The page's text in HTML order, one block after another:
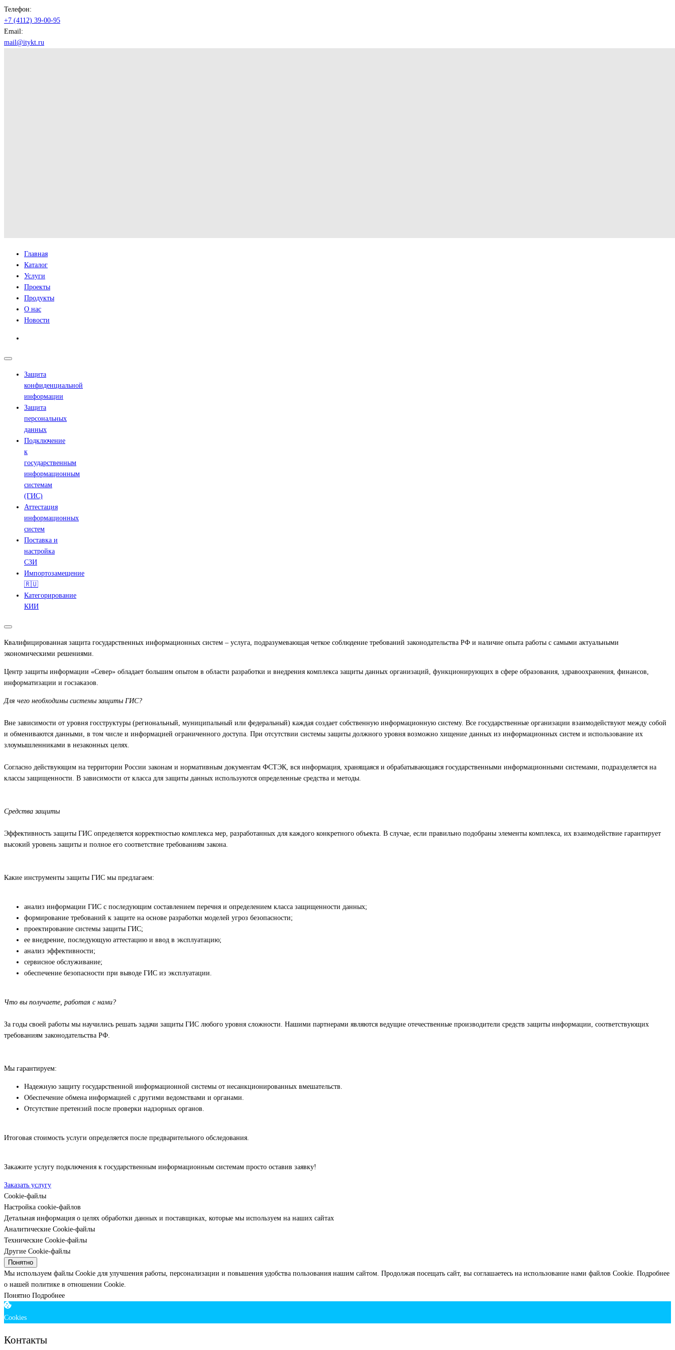
Телефон:
+7 (4112) 39-00-95
Email:
mail@itykt.ru
Главная
Каталог
Услуги
Проекты
Продукты
О нас
Новости
Защита
конфиденциальной
информации
Защита
персональных
данных
Подключение
к
государственным
информационным
системам
(ГИС)
Аттестация
информационных
систем
Поставка и
настройка
СЗИ
Импортозамещение
🇷🇺
Категорирование
КИИ
Квалифицированная защита государственных информационных систем – услуга, подразумевающая четкое соблюдение требований законодательства РФ и наличие опыта работы с самыми актуальными
экономическими решениями.
Центр защиты информации «Север» обладает большим опытом в области разработки и внедрения комплекса защиты данных организаций, функционирующих в сфере образования, здравоохранения, финансов,
информатизации и госзаказов.
Для чего необходимы системы защиты ГИС?
Вне зависимости от уровня госструктуры (региональный, муниципальный или федеральный) каждая создает собственную информационную систему. Все государственные организации взаимодействуют между собой
и обмениваются данными, в том числе и информацией ограниченного доступа. При отсутствии системы защиты должного уровня возможно хищение данных из информационных систем и использование их
злоумышленниками в незаконных целях.
Согласно действующим на территории России законам и нормативным документам ФСТЭК, вся информация, хранящаяся и обрабатывающаяся государственными информационными системами, подразделяется на
классы защищенности. В зависимости от класса для защиты данных используются определенные средства и методы.
Средства защиты
Эффективность защиты ГИС определяется корректностью комплекса мер, разработанных для каждого конкретного объекта. В случае, если правильно подобраны элементы комплекса, их взаимодействие гарантирует
высокий уровень защиты и полное его соответствие требованиям закона.
Какие инструменты защиты ГИС мы предлагаем:
анализ информации ГИС с последующим составлением перечня и определением класса защищенности данных;
формирование требований к защите на основе разработки моделей угроз безопасности;
проектирование системы защиты ГИС;
ее внедрение, последующую аттестацию и ввод в эксплуатацию;
анализ эффективности;
сервисное обслуживание;
обеспечение безопасности при выводе ГИС из эксплуатации.
Что вы получаете, работая с нами?
За годы своей работы мы научились решать задачи защиты ГИС любого уровня сложности. Нашими партнерами являются ведущие отечественные производители средств защиты информации, соответствующих
требованиям законодательства РФ.
Мы гарантируем:
Надежную защиту государственной информационной системы от несанкционированных вмешательств.
Обеспечение обмена информацией с другими ведомствами и органами.
Отсутствие претензий после проверки надзорных органов.
Итоговая стоимость услуги определяется после предварительного обследования.
Закажите услугу подключения к государственным информационным системам просто оставив заявку!
Заказать услугу
Cookie-файлы
Настройка cookie-файлов
Детальная информация о целях обработки данных и поставщиках, которые мы используем на наших сайтах
Аналитические Cookie-файлы
Технические Cookie-файлы
Другие Cookie-файлы
Понятно
Мы используем файлы Cookie для улучшения работы, персонализации и повышения удобства пользования нашим сайтом. Продолжая посещать сайт, вы соглашаетесь на использование нами файлов Cookie. Подробнее
о нашей политике в отношении Cookie.
Понятно Подробнее
Cookies
Контакты